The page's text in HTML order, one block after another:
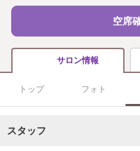
空席
サロン情報
トップ フォト
スタッフ